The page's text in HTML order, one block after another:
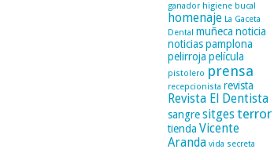
ganador higiene bucal
homenaje La Gaceta
Dental muñeca noticia
noticiaspamplona
pelirroja película
pistolero prensa
recepcionista revista
Revista El Dentista
sangresitgesterror
tienda Vicente
Aranda vida secreta